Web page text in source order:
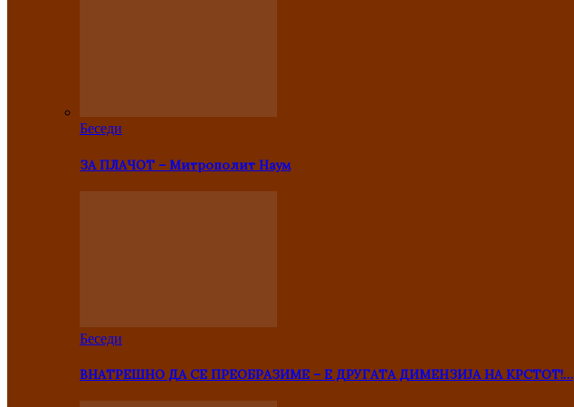
Беседи
ЗА ПЛАЧОТ – Митрополит Наум
Беседи
ВНАТРЕШНО ДА СЕ ПРЕОБРАЗИМЕ – Е ДРУГАТА ДИМЕНЗИЈА НА КРСТОТ!…